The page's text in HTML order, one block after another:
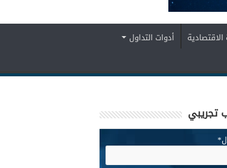
أدوات التداول
تجريبي
*